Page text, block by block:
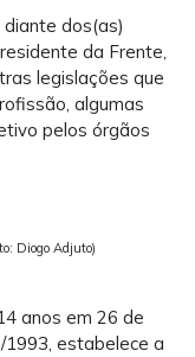
dos(as)
da Frente,
legislações que
algumas
pelos órgãos
Diogo Adjuto)
anos em 26 de
1993, estabelece a